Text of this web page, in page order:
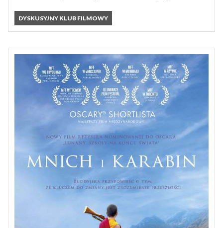
DYSKUSYJNY KLUB FILMOWY